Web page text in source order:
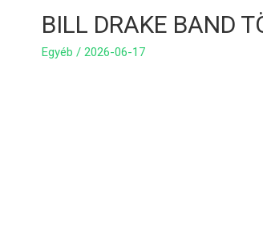
BILL DRAKE BAND
Egyéb / 2026-06-17